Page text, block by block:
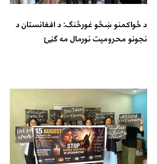
د ځواکمنو ښځو غورځنګ: د افغانستان د
نجونو محرومیت نورمال مه ګڼئ